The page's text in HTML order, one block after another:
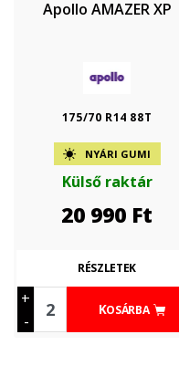
Apollo AMAZER XP
175/70 R14 88T
NYÁRI GUMI
Külső raktár
20 990 Ft
+
-
KOSÁRBA
RÉSZLETEK